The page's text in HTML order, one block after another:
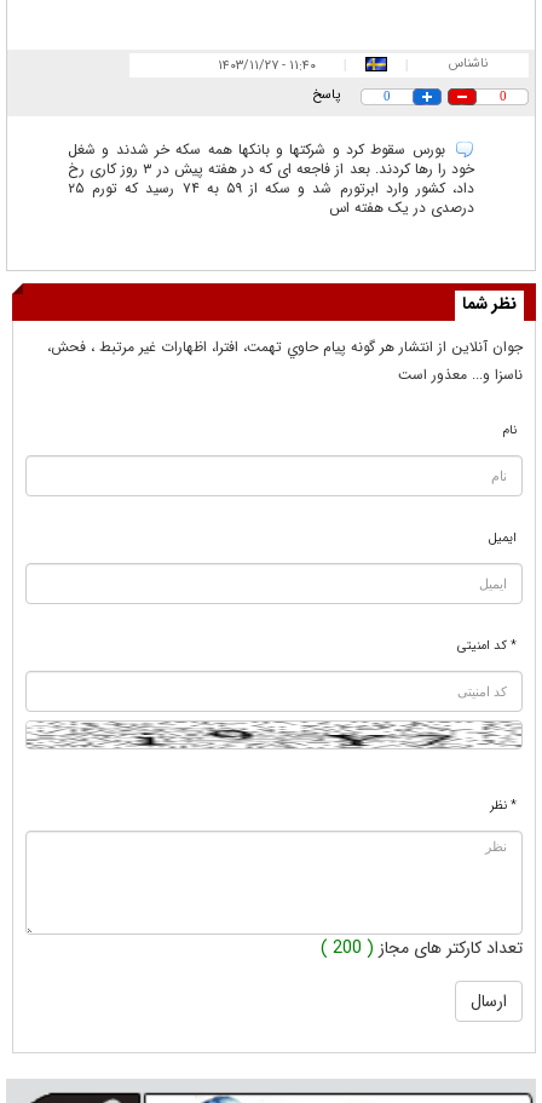
ناشناس |
| ۱۱:۴۰ - ۱۴۰۳/۱۱/۲۷
0
0 پاسخ
بورس سقوط کرد و شرکتها و بانکها همه سکه خر شدند و شغل
خود را رها کردند. بعد از فاجعه ای که در هفته پیش در ۳ روز کاری رخ
داد، کشور وارد ابرتورم شد و سکه از ۵۹ به ۷۴ رسید که تورم ۲۵
درصدی در یک هفته اس
نظر شما
جوان آنلاين از انتشار هر گونه پيام حاوي تهمت، افترا، اظهارات غير مرتبط ، فحش،
ناسزا و... معذور است
نام
ایمیل
* کد امنیتی
* نظر
تعداد کارکتر های مجاز ( 200 )